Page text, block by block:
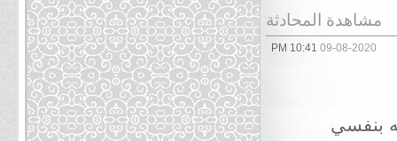
مشاهدة المحادثة
09-08-2020
10:41 PM
بنفسي